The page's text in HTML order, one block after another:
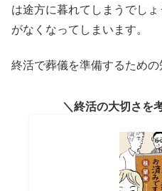
は途方に暮れてしまうでし
がなくなってしまいます。
終活で葬儀を準備するための
終活の大切さを